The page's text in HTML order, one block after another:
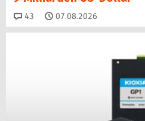
43 Kommentare
07.08.2026